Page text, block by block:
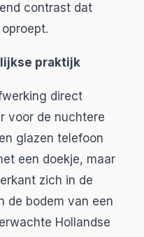
contrast dat
praktijk
direct
voor de nuchtere
glazen telefoon
een doekje, maar
zich in de
de bodem van een
Hollandse